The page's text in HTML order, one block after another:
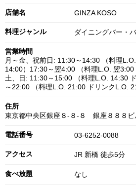
店舗名 GINZA KOSO
料理ジャンル ダイニングバー・
営業時間
月～金、祝前日: 11:30～14:30 （料理
14:00）17:30～翌4:00 （料理L.O. 翌3:00
土、日: 11:30～15:00 （料理L.O. 14:30
～22:00 （料理L.O. 21:00 ドリンクL.O.
住所
東京都中央区銀座８-８-８ 銀座８８８ビ
電話番号 03-6252-0088
アクセス JR 新橋 徒歩5分
食べ放題 なし